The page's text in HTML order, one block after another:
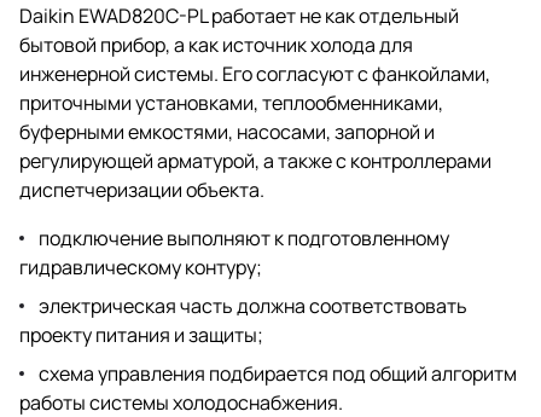
Daikin EWAD820C-PL работает не как отдельный
бытовой прибор, а как источник холода для
инженерной системы. Его согласуют с фанкойлами,
приточными установками, теплообменниками,
буферными емкостями, насосами, запорной и
регулирующей арматурой, а также с контроллерами
диспетчеризации объекта.
подключение выполняют к подготовленному
гидравлическому контуру;
электрическая часть должна соответствовать
проекту питания и защиты;
схема управления подбирается под общий алгоритм
работы системы холодоснабжения.